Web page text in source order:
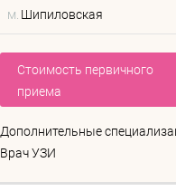
м. Шипиловская
Стоимость первичного
приема
Дополнительные
Врач УЗИ